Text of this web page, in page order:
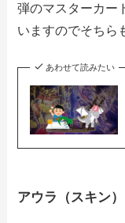
弾のマスターカー
いますのでそちら
あわせて読みたい
アウラ（スキン）